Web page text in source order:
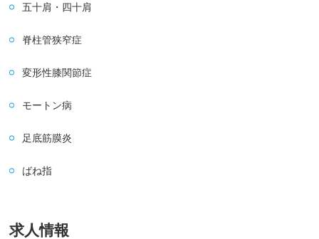
五十肩・四十肩
脊柱管狭窄症
変形性膝関節症
モートン病
足底筋膜炎
ばね指
求人情報